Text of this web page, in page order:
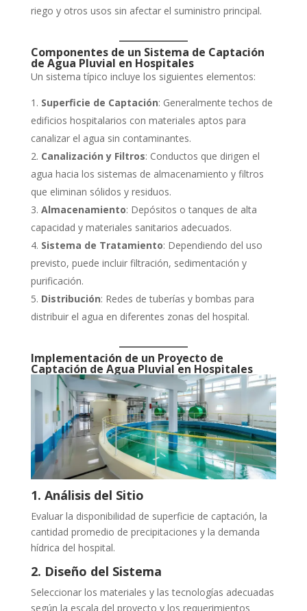
riego y otros usos sin afectar el suministro principal.
Componentes de un Sistema de Captación
de Agua Pluvial en Hospitales
Un sistema típico incluye los siguientes elementos:
Superficie de Captación: Generalmente techos de
edificios hospitalarios con materiales aptos para
canalizar el agua sin contaminantes.
Canalización y Filtros: Conductos que dirigen el
agua hacia los sistemas de almacenamiento y filtros
que eliminan sólidos y residuos.
Almacenamiento: Depósitos o tanques de alta
capacidad y materiales sanitarios adecuados.
Sistema de Tratamiento: Dependiendo del uso
previsto, puede incluir filtración, sedimentación y
purificación.
Distribución: Redes de tuberías y bombas para
distribuir el agua en diferentes zonas del hospital.
Implementación de un Proyecto de
Captación de Agua Pluvial en Hospitales
1. Análisis del Sitio
Evaluar la disponibilidad de superficie de captación, la
cantidad promedio de precipitaciones y la demanda
hídrica del hospital.
2. Diseño del Sistema
Seleccionar los materiales y las tecnologías adecuadas
según la escala del proyecto y los requerimientos